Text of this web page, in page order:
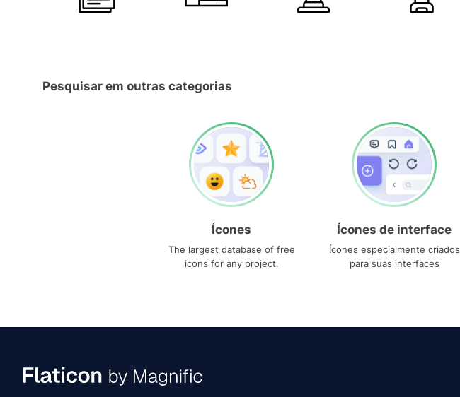
Pesquisar em outras categorias
Ícones
The largest database of free
icons for any project.
Ícones de interface
Ícones especialmente criados
para suas interfaces